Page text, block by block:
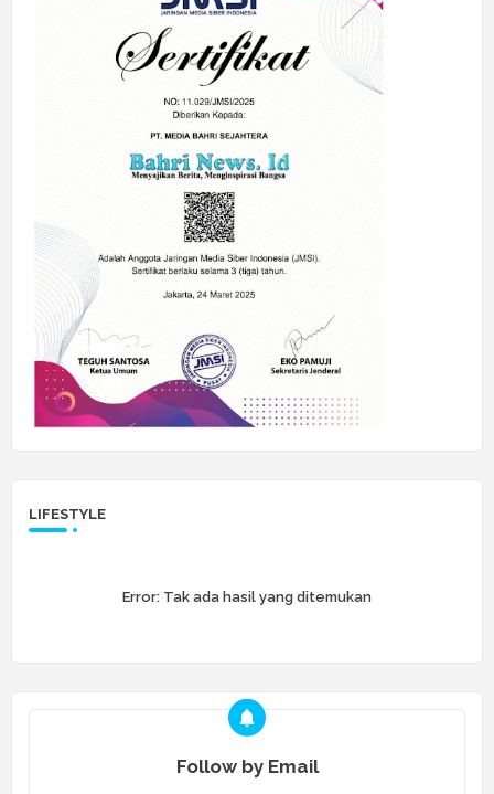
LIFESTYLE
Error: Tak ada hasil yang ditemukan
Follow by Email